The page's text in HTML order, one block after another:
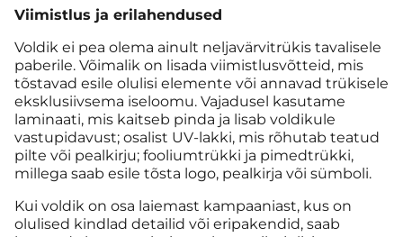
Viimistlus ja erilahendused
Voldik ei pea olema ainult neljavärvitrükis tavalisele
paberile. Võimalik on lisada viimistlusvõtteid, mis
tõstavad esile olulisi elemente või annavad trükisele
eksklusiivsema iseloomu. Vajadusel kasutame
laminaati, mis kaitseb pinda ja lisab voldikule
vastupidavust; osalist UV-lakki, mis rõhutab teatud
pilte või pealkirju; fooliumtrükki ja pimedtrükki,
millega saab esile tõsta logo, pealkirja või sümboli.
Kui voldik on osa laiemast kampaaniast, kus on
olulised kindlad detailid või eripakendid, saab